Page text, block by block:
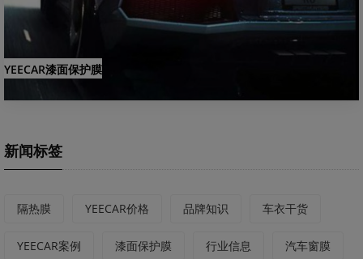
YEECAR漆面保护膜
新闻标签
隔热膜 YEECAR价格 品牌知识 车衣干货
YEECAR案例 漆面保护膜 行业信息 汽车窗膜